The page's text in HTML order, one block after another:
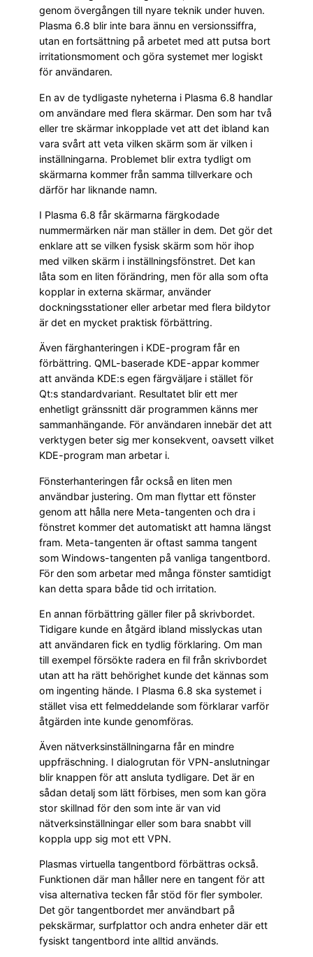
genom övergången till nyare teknik under huven.
Plasma 6.8 blir inte bara ännu en versionssiffra,
utan en fortsättning på arbetet med att putsa bort
irritationsmoment och göra systemet mer logiskt
för användaren.
En av de tydligaste nyheterna i Plasma 6.8 handlar
om användare med flera skärmar. Den som har två
eller tre skärmar inkopplade vet att det ibland kan
vara svårt att veta vilken skärm som är vilken i
inställningarna. Problemet blir extra tydligt om
skärmarna kommer från samma tillverkare och
därför har liknande namn.
I Plasma 6.8 får skärmarna färgkodade
nummermärken när man ställer in dem. Det gör det
enklare att se vilken fysisk skärm som hör ihop
med vilken skärm i inställningsfönstret. Det kan
låta som en liten förändring, men för alla som ofta
kopplar in externa skärmar, använder
dockningsstationer eller arbetar med flera bildytor
är det en mycket praktisk förbättring.
Även färghanteringen i KDE-program får en
förbättring. QML-baserade KDE-appar kommer
att använda KDE:s egen färgväljare i stället för
Qt:s standardvariant. Resultatet blir ett mer
enhetligt gränssnitt där programmen känns mer
sammanhängande. För användaren innebär det att
verktygen beter sig mer konsekvent, oavsett vilket
KDE-program man arbetar i.
Fönsterhanteringen får också en liten men
användbar justering. Om man flyttar ett fönster
genom att hålla nere Meta-tangenten och dra i
fönstret kommer det automatiskt att hamna längst
fram. Meta-tangenten är oftast samma tangent
som Windows-tangenten på vanliga tangentbord.
För den som arbetar med många fönster samtidigt
kan detta spara både tid och irritation.
En annan förbättring gäller filer på skrivbordet.
Tidigare kunde en åtgärd ibland misslyckas utan
att användaren fick en tydlig förklaring. Om man
till exempel försökte radera en fil från skrivbordet
utan att ha rätt behörighet kunde det kännas som
om ingenting hände. I Plasma 6.8 ska systemet i
stället visa ett felmeddelande som förklarar varför
åtgärden inte kunde genomföras.
Även nätverksinställningarna får en mindre
uppfräschning. I dialogrutan för VPN-anslutningar
blir knappen för att ansluta tydligare. Det är en
sådan detalj som lätt förbises, men som kan göra
stor skillnad för den som inte är van vid
nätverksinställningar eller som bara snabbt vill
koppla upp sig mot ett VPN.
Plasmas virtuella tangentbord förbättras också.
Funktionen där man håller nere en tangent för att
visa alternativa tecken får stöd för fler symboler.
Det gör tangentbordet mer användbart på
pekskärmar, surfplattor och andra enheter där ett
fysiskt tangentbord inte alltid används.